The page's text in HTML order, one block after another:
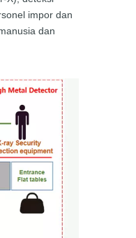
impor dan
dan